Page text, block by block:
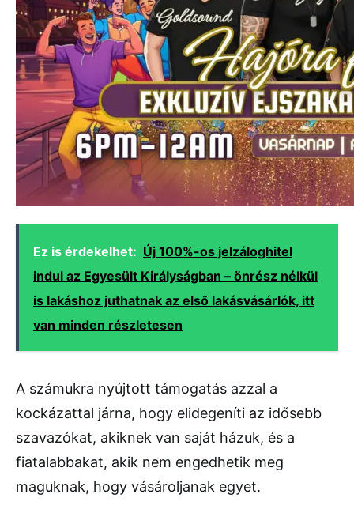
Ez is érdekelhet: Új 100%-os jelzáloghitel
indul az Egyesült Királyságban – önrész nélkül
is lakáshoz juthatnak az első lakásvásárlók, itt
van minden részletesen
A számukra nyújtott támogatás azzal a
kockázattal járna, hogy elidegeníti az idősebb
szavazókat, akiknek van saját házuk, és a
fiatalabbakat, akik nem engedhetik meg
maguknak, hogy vásároljanak egyet.